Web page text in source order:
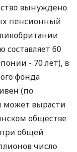
вынуждено
пенсионный
60
- 70 лет), в
фонда
(по
может вырасти
обществе
при общей
число